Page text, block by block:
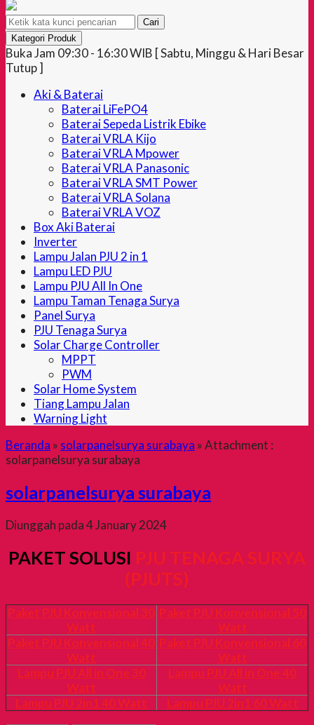
Cari
Kategori Produk
Buka Jam 09:30 - 16:30 WIB [ Sabtu, Minggu & Hari Besar
Tutup ]
Aki & Baterai
Baterai LiFePO4
Baterai Sepeda Listrik Ebike
Baterai VRLA Kijo
Baterai VRLA Mpower
Baterai VRLA Panasonic
Baterai VRLA SMT Power
Baterai VRLA Solana
Baterai VRLA VOZ
Box Aki Baterai
Inverter
Lampu Jalan PJU 2 in 1
Lampu LED PJU
Lampu PJU All In One
Lampu Taman Tenaga Surya
Panel Surya
PJU Tenaga Surya
Solar Charge Controller
MPPT
PWM
Solar Home System
Tiang Lampu Jalan
Warning Light
Beranda » solarpanelsurya surabaya » Attachment :
solarpanelsurya surabaya
solarpanelsurya surabaya
Diunggah pada 4 January 2024
PAKET SOLUSI PJU TENAGA SURYA
(PJUTS)
Paket PJU Konvensional 30
Watt
Paket PJU Konvensional 50
Watt
Paket PJU Konvensional 40
Watt
Paket PJU Konvensional 60
Watt
Lampu PJU All in One 30
Watt
Lampu PJU All in One 40
Watt
Lampu PJU 2in1 40 Watt
Lampu PJU 2in1 60 Watt